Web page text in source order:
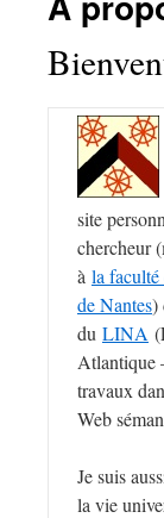
site
chercheur
à la faculté
de Nantes)
du LINA
Atlantique
travaux
Web
Je suis
la vie